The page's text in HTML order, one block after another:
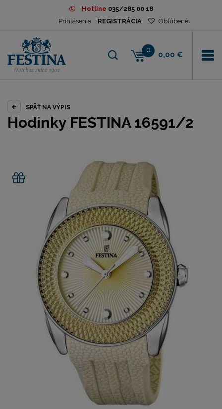
Hotline 035/285 00 18
Prihlásenie
REGISTRÁCIA Obľúbené
0
0,00 €
SPÄŤ NA VÝPIS
Hodinky FESTINA 16591/2